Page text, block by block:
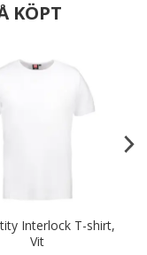
KÖPT
Interlock T-shirt,
Vit